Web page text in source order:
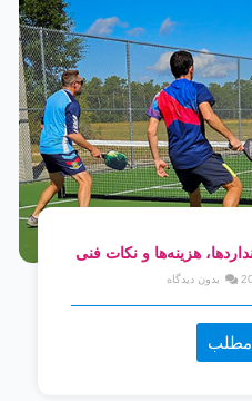
هزینه‌ها و نکات فنی
بدون دیدگاه
مطلب